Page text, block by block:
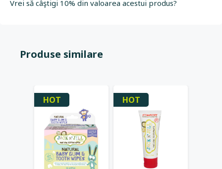
Vrei să câştigi 10% din valoarea acestui produs?
Produse similare
HOT HOT